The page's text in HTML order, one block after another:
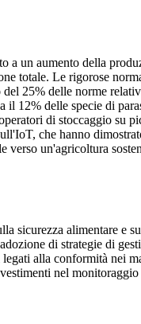
a un aumento della
totale. Le rigorose
25% delle norme
12% delle specie di
di stoccaggio su
che hanno
verso un'agricoltura
sicurezza alimentare e
di strategie di
alla conformità nei
nel